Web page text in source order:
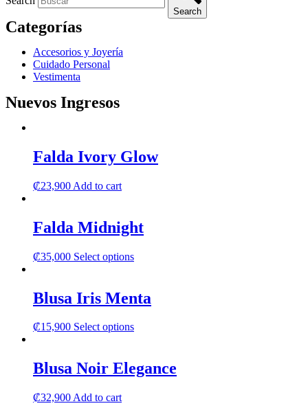
Search
Categorías
Accesorios y Joyería
Cuidado Personal
Vestimenta
Nuevos Ingresos
Falda Ivory Glow
₡23,900 Add to cart
Falda Midnight
₡35,000 Select optionsThis
multiple
variants.
options
chosen
on
Blusa Iris Menta
₡15,900 Select optionsThis
multiple
variants.
Blusa Noir Elegance
₡32,900 Add to cart